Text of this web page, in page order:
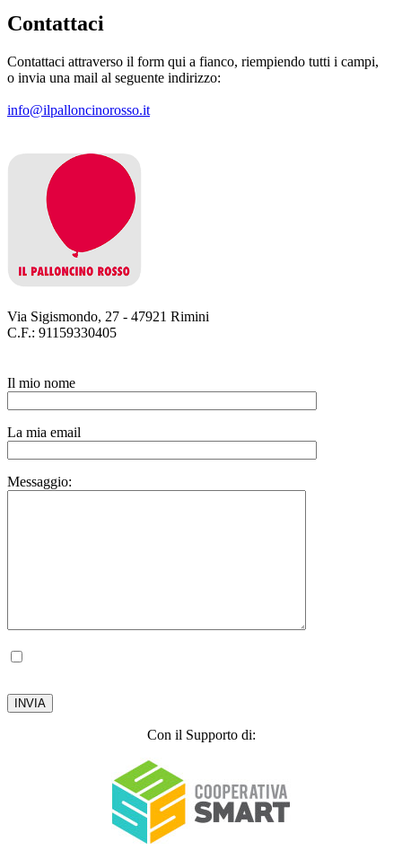
Contattaci
Contattaci attraverso il form qui a fianco, riempiendo tutti i campi,
o invia una mail al seguente indirizzo:
info@ilpalloncinorosso.it
Via Sigismondo, 27 - 47921 Rimini
C.F.: 91159330405
Il mio nome
La mia email
Messaggio:
Con il Supporto di: